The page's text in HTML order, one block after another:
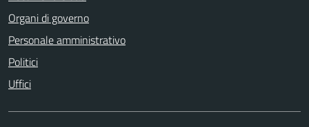
Organi di governo
Personale amministrativo
Politici
Uffici